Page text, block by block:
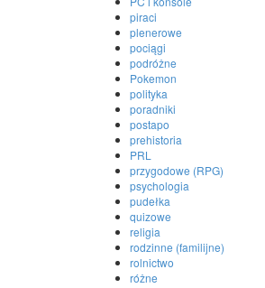
piraci
plenerowe
pociągi
podróżne
Pokemon
polityka
poradniki
postapo
prehistoria
PRL
przygodowe (RPG)
psychologia
pudełka
quizowe
religia
rodzinne (familijne)
rolnictwo
różne